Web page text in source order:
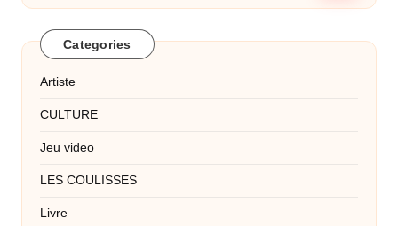
Categories
Artiste
CULTURE
Jeu video
LES COULISSES
Livre